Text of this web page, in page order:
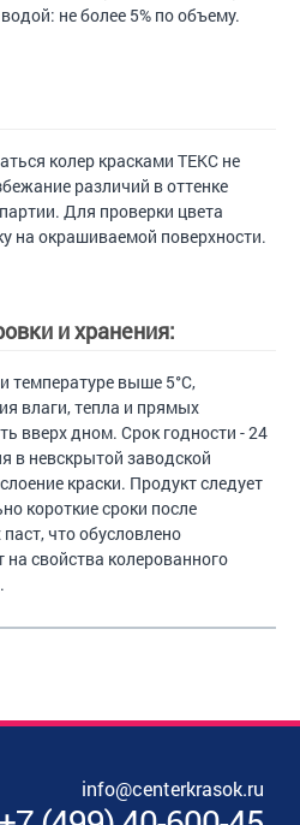
не более 5% по объему.
колер красками ТЕКС не
различий в оттенке
Для проверки цвета
на окрашиваемой поверхности.
и хранения:
температуре выше 5°С,
влаги, тепла и прямых
вверх дном. Срок годности - 24
в невскрытой заводской
краски. Продукт следует
короткие сроки после
что обусловлено
свойства колерованного
info@centerkrasok.ru